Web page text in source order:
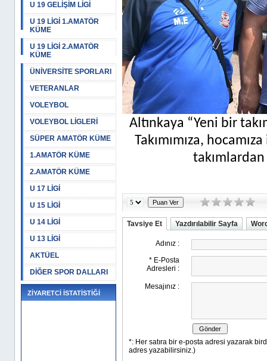
U 19 GELİŞİM LİGİ
U 19 LİGİ 1.AMATÖR
KÜME
U 19 LİGİ 2.AMATÖR
KÜME
ÜNİVERSİTE SPORLARI
VETERANLAR
VOLEYBOL
VOLEYBOL LİGLERİ
SÜPER AMATÖR KÜME
1.AMATÖR KÜME
2.AMATÖR KÜME
U 17 LİGİ
U 15 LİGİ
U 14 LİGİ
U 13 LİGİ
AKTÜEL
DİĞER SPOR DALLARI
ZİYARETCİ İSTATİSTİĞİ
Altınkaya “Yeni bir
Takımımıza,
takımlardan
Tavsiye Et Yazdırılabilir Sayfa